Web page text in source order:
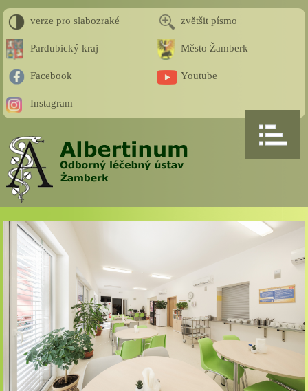
verze pro slabozraké zvětšit písmo
Pardubický kraj Město Žamberk
Facebook Youtube
Instagram